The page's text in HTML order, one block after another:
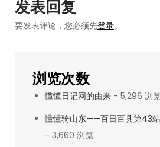
发表回复
要发表评论，您必须先登录。
浏览次数
懂懂日记网的由来 - 5,296 浏
懂懂骑山东——百日百县第43站
- 3,660 浏览